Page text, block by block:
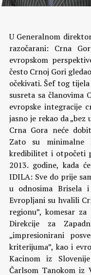
U Generalnom
razočarani: Crna
evropskom
često Crnoj Gori
očekivati. Šef tog
susreta sa članovima
evropske integracije
jasno je rekao da
Crna Gora neće
Zato su minimalne
kredibilitet i otpočeti
2013. godine, kada
IDILA: Sve do prije
u odnosima Brisela
Evropljani su hvalili
regionu”, komesar
Direkcije za
„impresionirani
kriterijuma”, kao i
Kacinom iz
Čarlsom Tanokom iz